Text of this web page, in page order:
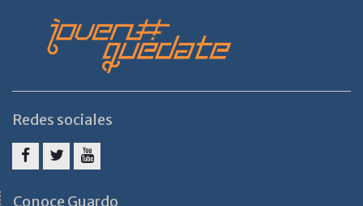
Redes sociales
Conoce Guardo